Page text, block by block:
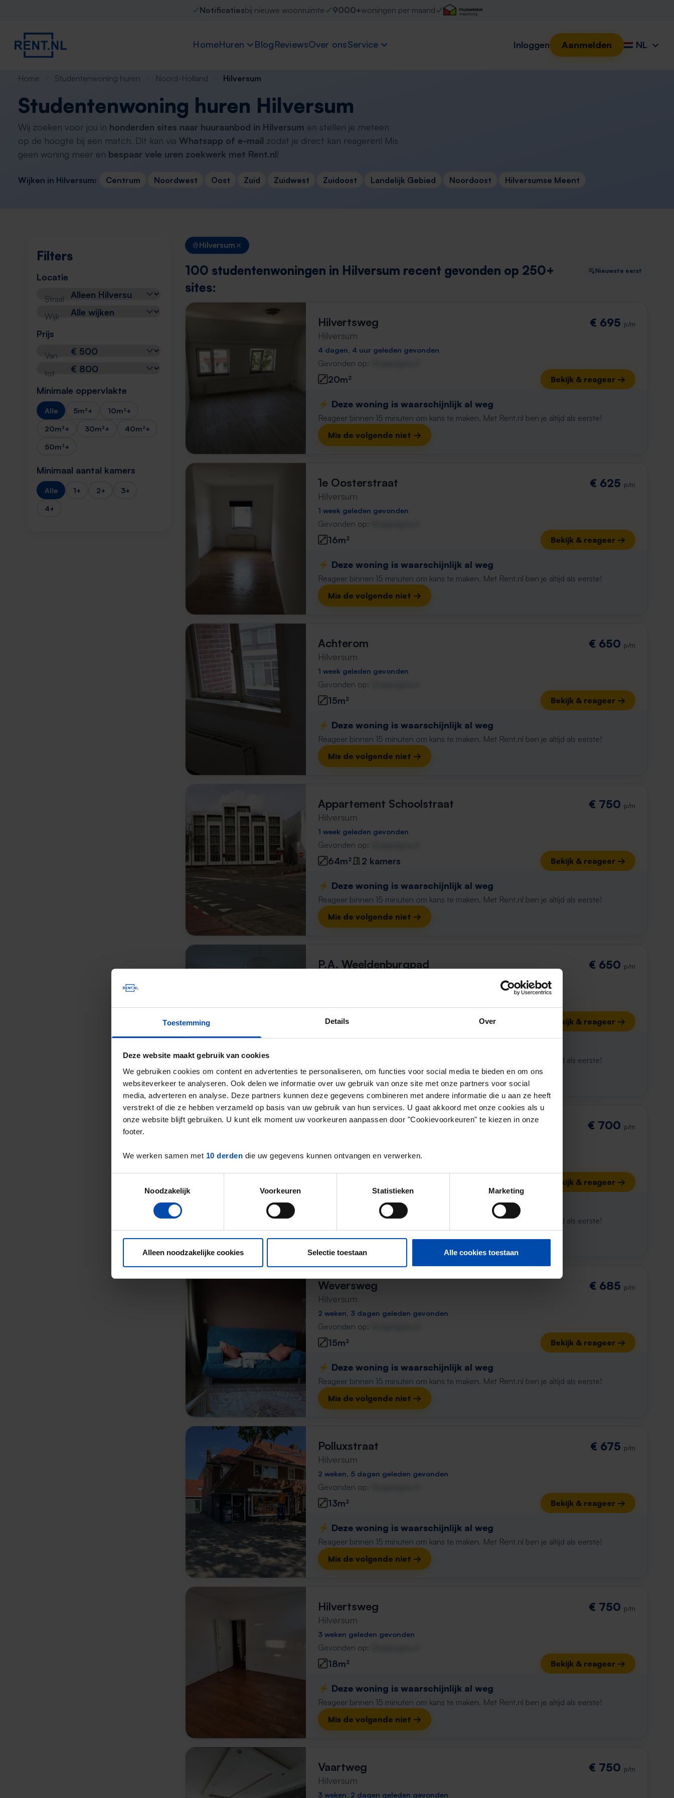
Toestemming Details Over
Deze website maakt gebruik van cookies
We gebruiken cookies om content en advertenties te personaliseren, om functies voor social media te bieden en om ons
websiteverkeer te analyseren. Ook delen we informatie over uw gebruik van onze site met onze partners voor social
media, adverteren en analyse. Deze partners kunnen deze gegevens combineren met andere informatie die u aan ze heeft
verstrekt of die ze hebben verzameld op basis van uw gebruik van hun services. U gaat akkoord met onze cookies als u
onze website blijft gebruiken. U kunt elk moment uw voorkeuren aanpassen door "Cookievoorkeuren" te kiezen in onze
footer.
We werken samen met 10 derden die uw gegevens kunnen ontvangen en verwerken.
Noodzakelijk
Voorkeuren Statistieken Marketing
Alleen noodzakelijke cookies Selectie toestaan Alle cookies toestaan
Notificatiesbij nieuwe woonruimte 9000+woningen per maand
HomeHuren BlogReviewsOver onsService Inloggen Aanmelden NL
Home Studentenwoning huren Noord-Holland Hilversum
Studentenwoning huren Hilversum
Wij zoeken voor jou in honderden sites naar huuraanbod in Hilversum en stellen je meteen
op de hoogte bij een match. Dit kan via Whatsapp of e-mail zodat je direct kan reageren! Mis
geen woning meer en bespaar vele uren zoekwerk met Rent.nl!
Wijken in Hilversum: Centrum Noordwest Oost Zuid Zuidwest Zuidoost Landelijk Gebied Noordoost Hilversumse Meent
Filters
Locatie
Straal
Wijk
Prijs
Van
tot
Minimale oppervlakte
Alle 5m²+
10m²+
20m²+
30m²+
40m²+
50m²+
Minimaal aantal kamers
Alle 1+ 2+
3+
4+
Hilversum
100 studentenwoningen in Hilversum recent gevonden op 250+
sites:
Nieuwste eerst
Hilvertsweg
Hilversum
€ 695 p/m
4 dagen, 4 uur geleden gevonden
Gevonden op:
20m² Bekijk & reageer →
⚡️ Deze woning is waarschijnlijk al weg
Reageer binnen 15 minuten om kans te maken. Met Rent.nl ben je altijd als eerste!
Mis de volgende niet →
1e Oosterstraat
Hilversum
€ 625 p/m
1 week geleden gevonden
Gevonden op:
16m² Bekijk & reageer →
⚡️ Deze woning is waarschijnlijk al weg
Reageer binnen 15 minuten om kans te maken. Met Rent.nl ben je altijd als eerste!
Mis de volgende niet →
Achterom
Hilversum
€ 650 p/m
1 week geleden gevonden
Gevonden op:
15m² Bekijk & reageer →
⚡️ Deze woning is waarschijnlijk al weg
Reageer binnen 15 minuten om kans te maken. Met Rent.nl ben je altijd als eerste!
Mis de volgende niet →
Appartement Schoolstraat
Hilversum
€ 750 p/m
1 week geleden gevonden
Gevonden op:
64m² 2 kamers Bekijk & reageer →
⚡️ Deze woning is waarschijnlijk al weg
Reageer binnen 15 minuten om kans te maken. Met Rent.nl ben je altijd als eerste!
Mis de volgende niet →
P.A. Weeldenburgpad € 650 p/m
Gevonden op:Gnagnagna.nl
13m² Bekijk & reageer →
Reageer binnen 15 minuten om kans te maken. Met Rent.nl ben je altijd als eerste!
Mis de volgende niet →
Vaartweg € 700 p/m
2 weken, 2 dagen geleden gevonden
Bekijk & reageer →
⚡️ Deze woning is waarschijnlijk al weg
Reageer binnen 15 minuten om kans te maken. Met Rent.nl ben je altijd als eerste!
Mis de volgende niet →
Weversweg
Hilversum
€ 685 p/m
2 weken, 3 dagen geleden gevonden
Gevonden op:
15m² Bekijk & reageer →
⚡️ Deze woning is waarschijnlijk al weg
Reageer binnen 15 minuten om kans te maken. Met Rent.nl ben je altijd als eerste!
Mis de volgende niet →
Polluxstraat
Hilversum
€ 675 p/m
2 weken, 5 dagen geleden gevonden
Gevonden op:
13m² Bekijk & reageer →
⚡️ Deze woning is waarschijnlijk al weg
Reageer binnen 15 minuten om kans te maken. Met Rent.nl ben je altijd als eerste!
Mis de volgende niet →
Hilvertsweg
Hilversum
€ 750 p/m
3 weken geleden gevonden
Gevonden op:
18m² Bekijk & reageer →
⚡️ Deze woning is waarschijnlijk al weg
Reageer binnen 15 minuten om kans te maken. Met Rent.nl ben je altijd als eerste!
Mis de volgende niet →
Vaartweg
Hilversum
€ 750 p/m
3 weken, 2 dagen geleden gevonden